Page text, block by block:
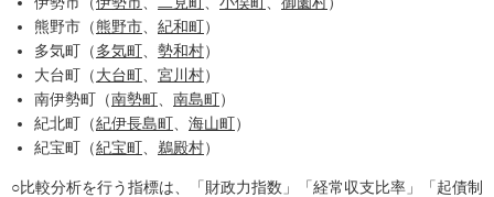
熊野市（熊野市 紀和町）
多気町（多気町 勢和村）
大台町（大台町 宮川村）
南伊勢町（南勢町 南島町）
紀北町（紀伊長島町 海山町）
紀宝町（紀宝町 鵜殿村）
○比較分析を行う指標は、「財政力指数」「経常収支比率」「起債制